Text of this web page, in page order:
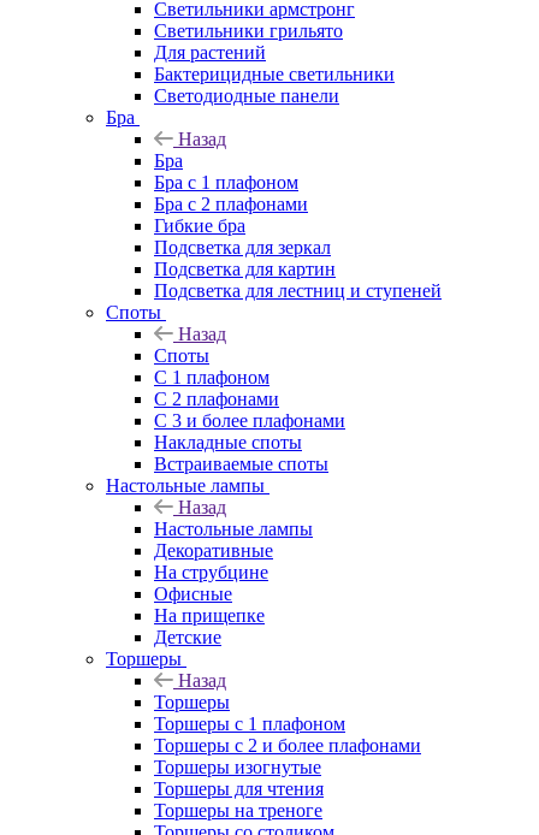
Светильники армстронг
Светильники грильято
Для растений
Бактерицидные светильники
Светодиодные панели
Бра
Назад
Бра
Бра с 1 плафоном
Бра с 2 плафонами
Гибкие бра
Подсветка для зеркал
Подсветка для картин
Подсветка для лестниц и ступеней
Споты
Назад
Споты
С 1 плафоном
С 2 плафонами
С 3 и более плафонами
Накладные споты
Встраиваемые споты
Настольные лампы
Назад
Настольные лампы
Декоративные
На струбцине
Офисные
На прищепке
Детские
Торшеры
Назад
Торшеры
Торшеры с 1 плафоном
Торшеры с 2 и более плафонами
Торшеры изогнутые
Торшеры для чтения
Торшеры на треноге